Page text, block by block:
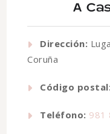
A
Dirección:
Coruña
Código
Teléfono: 981